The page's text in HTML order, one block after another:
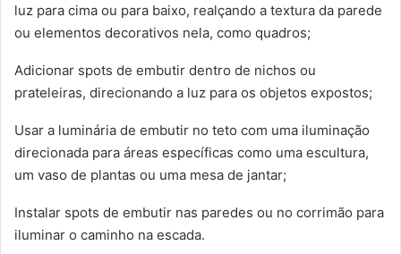
luz para cima ou para baixo, realçando a textura da parede
ou elementos decorativos nela, como quadros;
Adicionar spots de embutir dentro de nichos ou
prateleiras, direcionando a luz para os objetos expostos;
Usar a luminária de embutir no teto com uma iluminação
direcionada para áreas específicas como uma escultura,
um vaso de plantas ou uma mesa de jantar;
Instalar spots de embutir nas paredes ou no corrimão para
iluminar o caminho na escada.